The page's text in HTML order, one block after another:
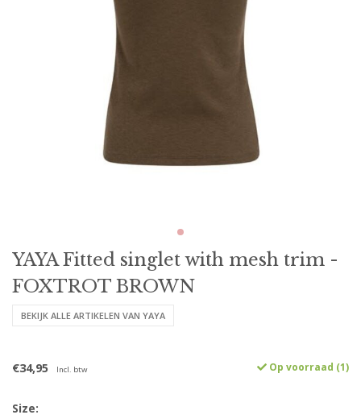
YAYA Fitted singlet with mesh trim -
FOXTROT BROWN
BEKIJK ALLE ARTIKELEN VAN YAYA
€34,95 Incl. btw Op voorraad (1)
Size: